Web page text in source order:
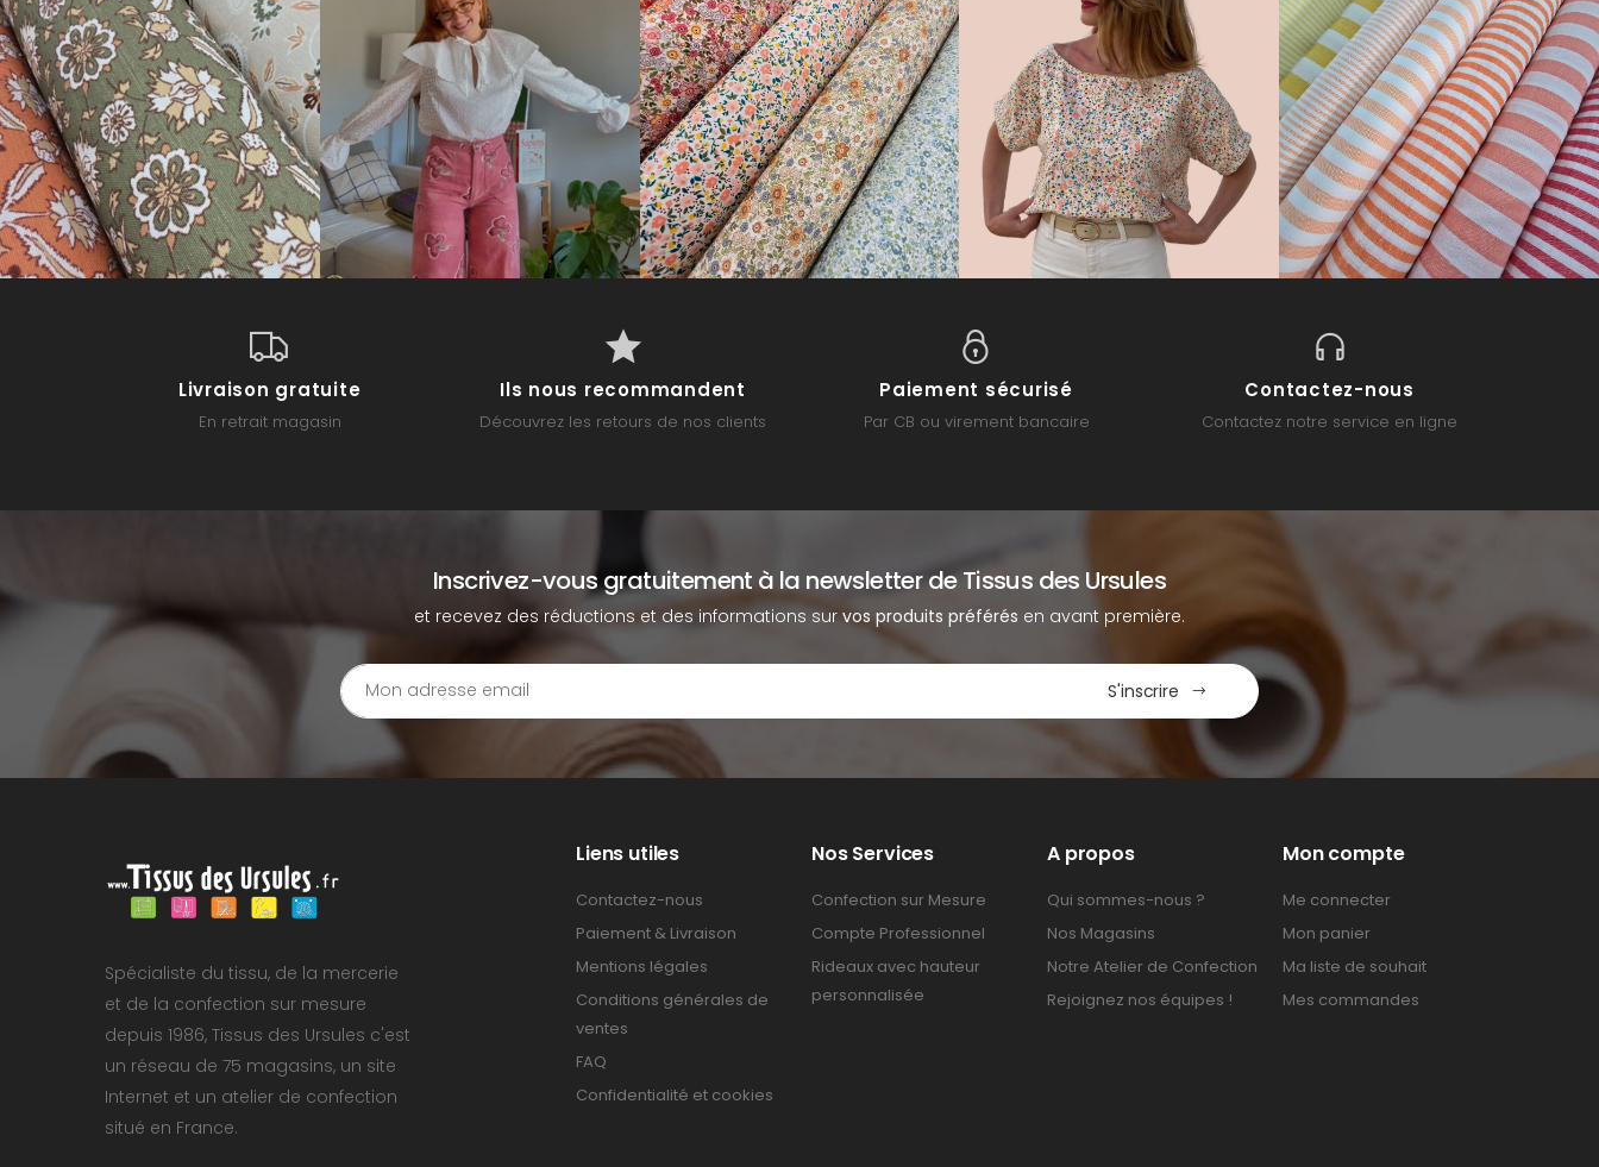
Livraison gratuite
En retrait magasin
Ils nous recommandent
Découvrez les retours de nos clients
Paiement sécurisé
Par CB ou virement bancaire
Contactez-nous
Contactez notre service en ligne
Inscrivez-vous gratuitement à la newsletter de Tissus des Ursules
et recevez des réductions et des informations survos produits préférés en avant première.
S'inscrire
Spécialiste du tissu, de la mercerie
et de la confection sur mesure
depuis 1986, Tissus des Ursules c'est
un réseau de 75 magasins, un site
Internet et un atelier de confection
situé en France.
Liens utiles
Contactez-nous
Paiement & Livraison
Mentions légales
Conditions générales de
ventes
FAQ
Confidentialité et cookies
Nos Services
Confection sur Mesure
Compte Professionnel
Rideaux avec hauteur
personnalisée
A propos
Qui sommes-nous ?
Nos Magasins
Notre Atelier de Confection
Rejoignez nos équipes !
Mon compte
Me connecter
Mon panier
Ma liste de souhait
Mes commandes